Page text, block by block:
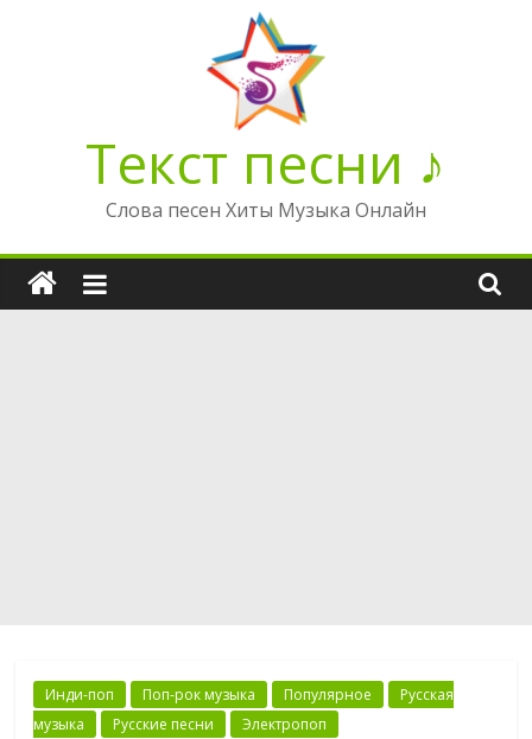
Текст песни ♪
Слова песен Хиты Музыка Онлайн
Инди-поп Поп-рок музыка Популярное
Русская
музыка
Русские песни Электропоп